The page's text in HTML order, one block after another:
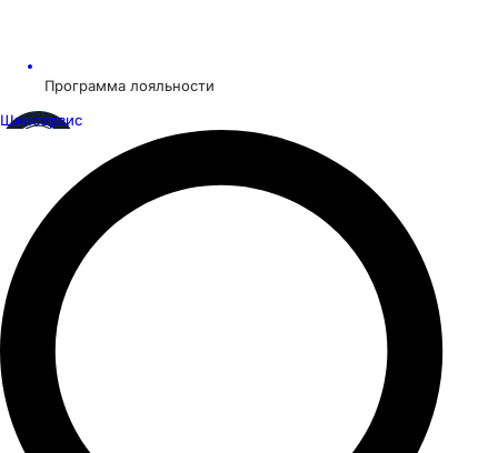
Программа лояльности
Шинсервис